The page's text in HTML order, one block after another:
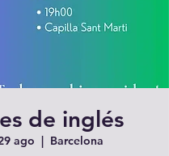
de inglés
ago
  |
Barcelona